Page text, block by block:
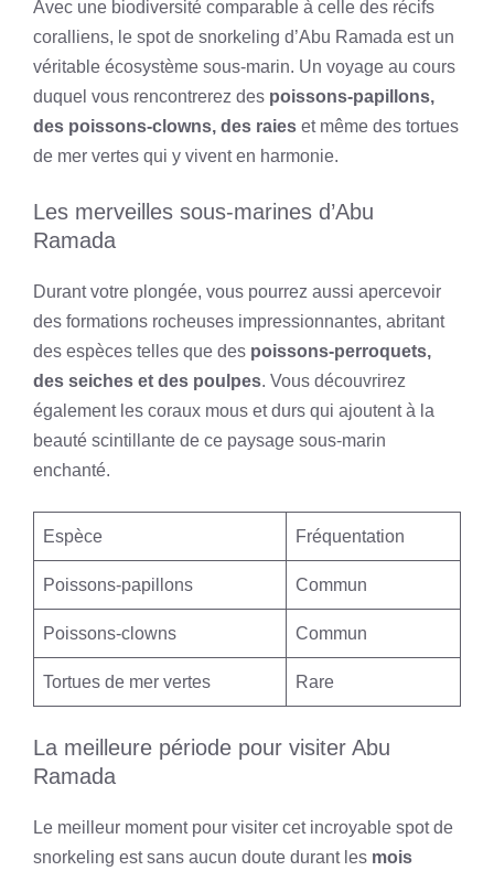
Avec une biodiversité comparable à celle des récifs
coralliens, le spot de snorkeling d’Abu Ramada est un
véritable écosystème sous-marin. Un voyage au cours
duquel vous rencontrerez des poissons-papillons,
des poissons-clowns, des raies et même des tortues
de mer vertes qui y vivent en harmonie.
Les merveilles sous-marines d’Abu
Ramada
Durant votre plongée, vous pourrez aussi apercevoir
des formations rocheuses impressionnantes, abritant
des espèces telles que des poissons-perroquets,
des seiches et des poulpes. Vous découvrirez
également les coraux mous et durs qui ajoutent à la
beauté scintillante de ce paysage sous-marin
enchanté.
Espèce Fréquentation
Poissons-papillons Commun
Poissons-clowns Commun
Tortues de mer vertes Rare
La meilleure période pour visiter Abu
Ramada
Le meilleur moment pour visiter cet incroyable spot de
snorkeling est sans aucun doute durant les mois